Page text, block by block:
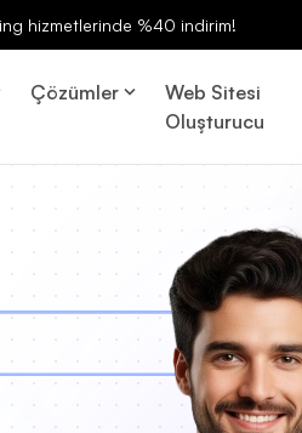
hizmetlerinde %40 indirim!
Çözümler
Web Sitesi
Oluşturucu